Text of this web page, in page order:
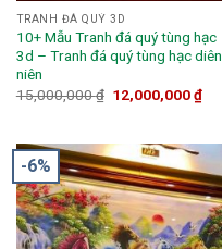
TRANH ĐÁ QUÝ 3D
10+ Mẫu Tranh đá quý tùng hạc
3d – Tranh đá quý tùng hạc diên
niên
15,000,000₫ 12,000,000₫
-6%